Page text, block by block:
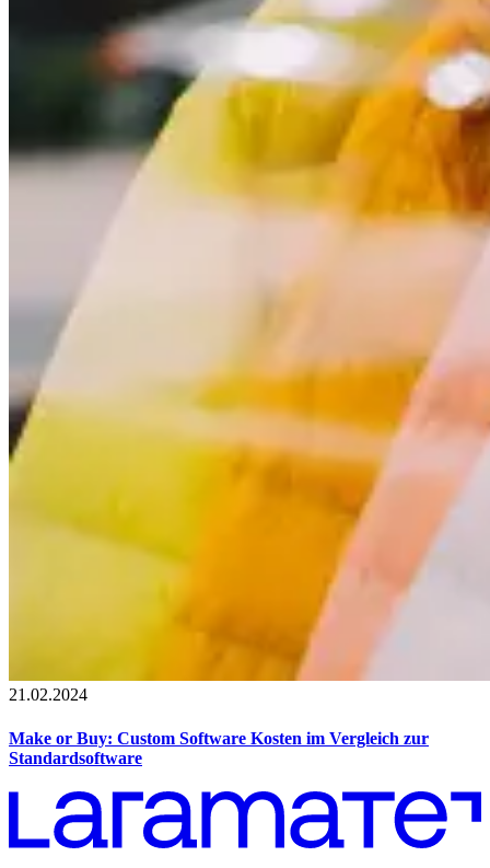
21.02.2024
Make or Buy: Custom Software Kosten im Vergleich zur
Standardsoftware